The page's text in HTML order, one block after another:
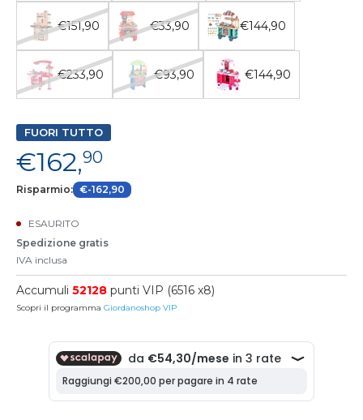
€151,90 €33,90 €144,90
€233,90 €93,90 €144,90
FUORI TUTTO
€162,90
Risparmio: €-162,90
ESAURITO
Spedizione gratis
IVA inclusa
Accumuli 52128 punti VIP (6516 x8)
Scopri il programma Giordanoshop VIP